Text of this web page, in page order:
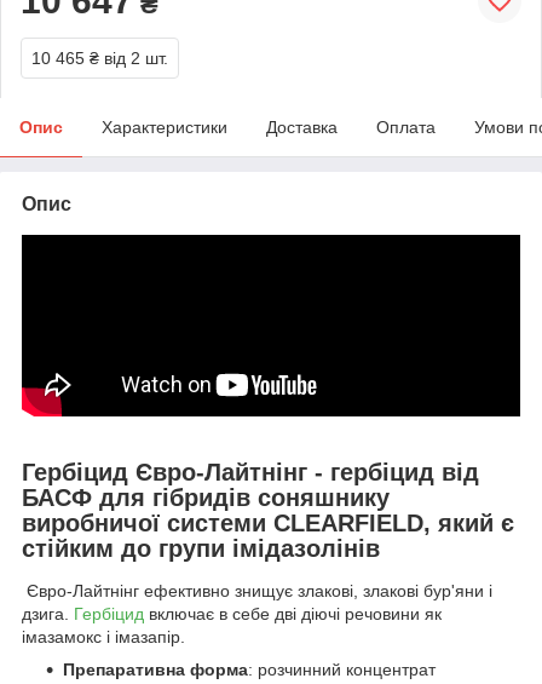
10 465 ₴ від 2 шт.
Опис Характеристики Доставка Оплата Умови
Опис
Гербіцид Євро-Лайтнінг - гербіцид від
БАСФ для гібридів соняшнику
виробничої системи CLEARFIELD, який є
стійким до групи імідазолінів
Євро-Лайтнінг ефективно знищує злакові, злакові бур'яни і
дзига. Гербіцид включає в себе дві діючі речовини як
імазамокс і імазапір.
Препаративна форма: розчинний концентрат